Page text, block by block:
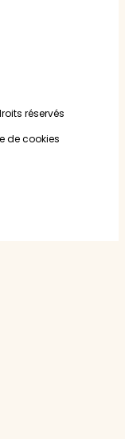
réservés
de cookies